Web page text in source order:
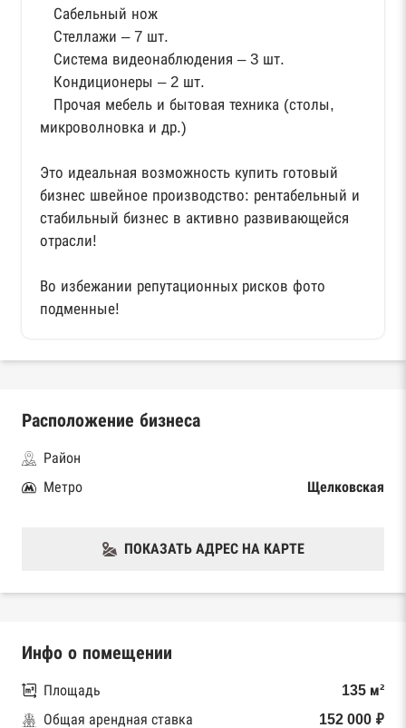
Сабельный нож
Стеллажи – 7 шт.
Система видеонаблюдения – 3 шт.
Кондиционеры – 2 шт.
Прочая мебель и бытовая техника (столы,
микроволновка и др.)
Это идеальная возможность купить готовый
бизнес швейное производство: рентабельный и
стабильный бизнес в активно развивающейся
отрасли!
Во избежании репутационных рисков фото
подменные!
Расположение бизнеса
Район
Метро
Щелковская
ПОКАЗАТЬ АДРЕС НА КАРТЕ
Инфо о помещении
Площадь
135 м²
Общая арендная ставка
152 000 ₽